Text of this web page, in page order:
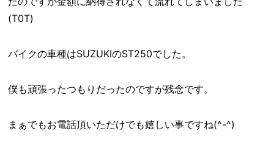
(T0T)
バイクの車種はSUZUKIのST250でした。
僕も頑張ったつもりだったのですが残念です。
まぁでもお電話頂いただけでも嬉しい事ですね(^-^)